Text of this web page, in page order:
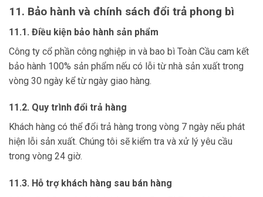
11. Bảo hành và chính sách đổi trả phong bì
11.1. Điều kiện bảo hành sản phẩm
Công ty cổ phần công nghiệp in và bao bì Toàn Cầu cam kết
bảo hành 100% sản phẩm nếu có lỗi từ nhà sản xuất trong
vòng 30 ngày kể từ ngày giao hàng.
11.2. Quy trình đổi trả hàng
Khách hàng có thể đổi trả hàng trong vòng 7 ngày nếu phát
hiện lỗi sản xuất. Chúng tôi sẽ kiểm tra và xử lý yêu cầu
trong vòng 24 giờ.
11.3. Hỗ trợ khách hàng sau bán hàng